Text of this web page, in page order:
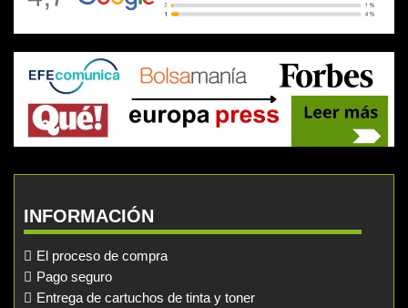
INFORMACIÓN
El proceso de compra
Pago seguro
Entrega de cartuchos de tinta y toner